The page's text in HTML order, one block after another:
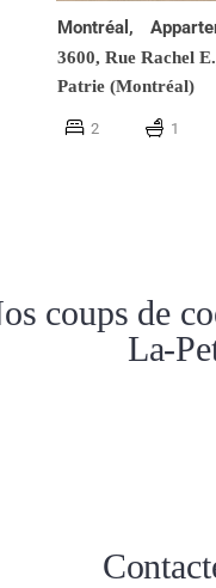
Montréal,
3600, Rue Rachel
Patrie (Montréal)
2 1
coups de
La-